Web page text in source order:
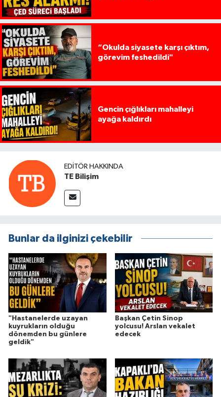
“Okulda siyasete karşı çıktım,
görevim feshedildi"
Gencin çığlıkları mahalleyi
ayağa kaldırdı
EDITÖR HAKKINDA
TE Bilişim
Bunlar da ilginizi çekebilir
"Hastanelerde uzayan
kuyrukların olduğu
dönemden bu günlere
geldik"
Başkan Çetin Sinop
yolcusu! Arslan vekalet
edecek